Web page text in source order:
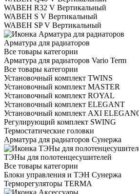
WABEH R32 V Вертикальный
WABEH S V Вертикальный
WABEH SP V Вертикальный
Арматура для радиаторов
Все товары категории
Арматура для радиаторов Vario Term
Все товары категории
Установочный комплект TWINS
Установочный комплект MASTER
Установочный комплект ROYAL
Установочный комплект ELEGANT
Установочный комплект AXI
Регулирующий комплект SWING
Термостатические головки
Арматура для радиаторов Сунержа
ТЭНы для полотенцесушителей
Все товары категории
Блоки управления и ТЭН Сунержа
Терморегуляторы TERMA